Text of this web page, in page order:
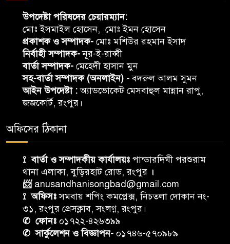
উপদেষ্টা পরিষদের চেয়ারম্যান:
মোঃ ইসমাইল হোসেন, মোঃ ইমন হোসেন
প্রকাশক ও সম্পাদক- মোঃ মশিউর রহমান ইসাদ
নির্বাহী সম্পাদক-নূর-ই-রাব্বী
বার্তা সম্পাদক- মেহেদী হাসান মুন
সহ-বার্তা সম্পাদক (অনলাইন) -বদরুল আলম সুমন
আইন উপদেষ্টা :অ্যাডভোকেট মেসবাহুল মান্নান রাপু,
জজকোর্ট, রংপুর।
অফিসের ঠিকানা
⟟ বার্তা ও সম্পাদকীয় কার্যালয়ঃ পান্ডারদিঘী পরশুরাম
থানা এলাকা, বুড়িরহাট রোড, রংপুর ।
📨 anusandhanisongbad@gmail.com
⟟ অফিসঃসমবায় শপিং কমপ্লেক্স, নিচতলা দোকান নং-
৩১, রংপুর প্রেসক্লাব, সংলগ্ন, রংপুর।
✆ ফোনঃ ০১৭২২-৪২৬৩৯৯
✆ সার্কুলেশন ও বিজ্ঞাপন- ০১৭৪৬-৫৭০৯৮৯